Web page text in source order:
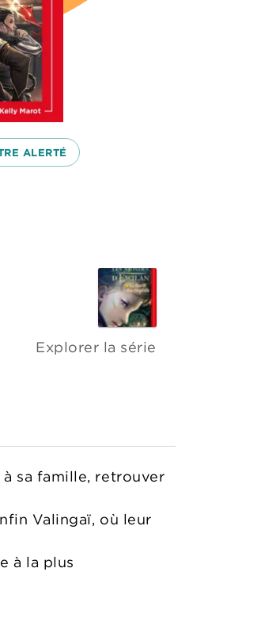
ALERTÉ
Explorer la série
sa famille, retrouver
Valingaï, où leur
à la plus